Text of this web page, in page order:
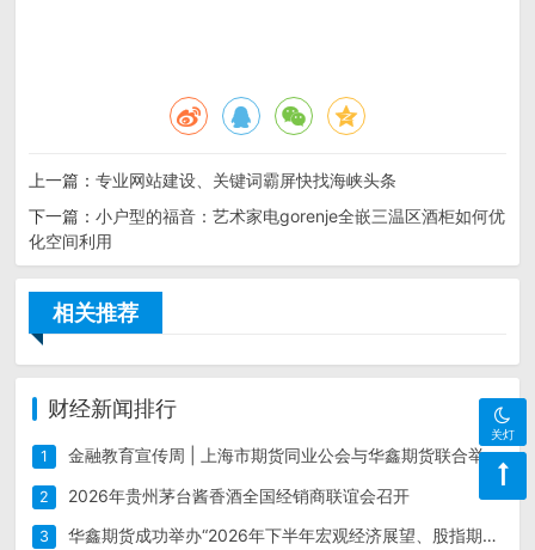
上一篇：专业网站建设、关键词霸屏快找海峡头条
下一篇：小户型的福音：艺术家电gorenje全嵌三温区酒柜如何优
化空间利用
相关推荐
财经新闻排行
1 金融教育宣传周 | 上海市期货同业公会与华鑫期货联合举办“保障金融权益 助力美好生活”现场宣传活动
2 2026年贵州茅台酱香酒全国经销商联谊会召开
3 华鑫期货成功举办“2026年下半年宏观经济展望、股指期货投资培训会（上海）”
关灯